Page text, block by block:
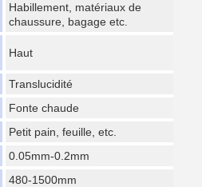
Habillement, matériaux de
chaussure, bagage etc.
Haut
Translucidité
Fonte chaude
Petit pain, feuille, etc.
0.05mm-0.2mm
480-1500mm